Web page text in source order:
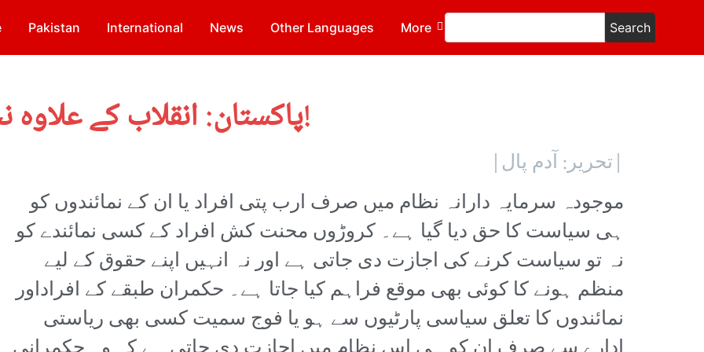
Pakistan International News Other Languages More Search
پاکستان: انقلاب کے علاوہ نجات کا کوئی راستہ نہیں!
|تحریر: آدم پال|
موجودہ سرمایہ دارانہ نظام میں صرف ارب پتی افراد یا ان کے نمائندوں کو
ہی سیاست کا حق دیا گیا ہے۔ کروڑوں محنت کش افراد کے کسی نمائندے کو
نہ تو سیاست کرنے کی اجازت دی جاتی ہے اور نہ انہیں اپنے حقوق کے لیے
منظم ہونے کا کوئی بھی موقع فراہم کیا جاتا ہے۔ حکمران طبقے کے افراداور
نمائندوں کا تعلق سیاسی پارٹیوں سے ہو یا فوج سمیت کسی بھی ریاستی